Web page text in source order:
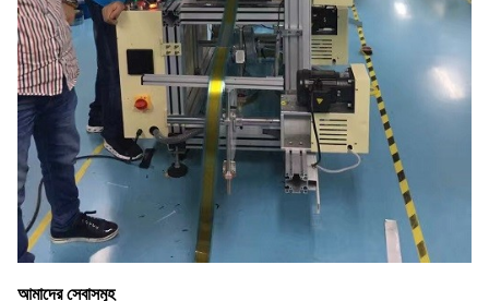
আমাদের সেবাসমূহ